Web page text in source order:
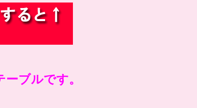
ブルです。